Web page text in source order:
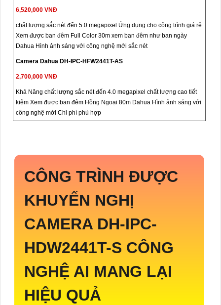
6,520,000 VNĐ
chất lượng sắc nét đến 5.0 megapixel Ứng dụng cho công trình giá rẻ
Xem được ban đêm Full Color 30m xem ban đêm như ban ngày
Dahua Hình ảnh sáng với công nghệ mới sắc nét
Camera Dahua DH-IPC-HFW2441T-AS
2,700,000 VNĐ
Khả Năng chất lượng sắc nét đến 4.0 megapixel chất lượng cao tiết
kiệm Xem được ban đêm Hồng Ngoại 80m Dahua Hình ảnh sáng với
công nghệ mới Chi phí phù hợp
CÔNG TRÌNH ĐƯỢC
KHUYẾN NGHỊ
CAMERA DH-IPC-
HDW2441T-S CÔNG
NGHỆ AI MANG LẠI
HIỆU QUẢ